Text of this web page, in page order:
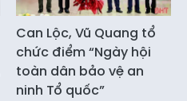
Can Lộc, Vũ Quang tổ
chức điểm “Ngày hội
toàn dân bảo vệ an
ninh Tổ quốc”